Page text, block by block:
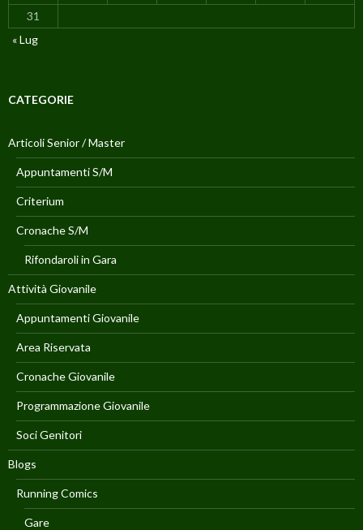
31
« Lug
CATEGORIE
Articoli Senior / Master
Appuntamenti S/M
Criterium
Cronache S/M
Rifondaroli in Gara
Attività Giovanile
Appuntamenti Giovanile
Area Riservata
Cronache Giovanile
Programmazione Giovanile
Soci Genitori
Blogs
Running Comics
Gare